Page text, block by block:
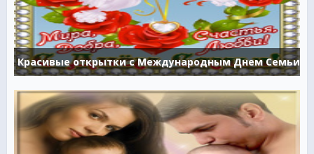
Красивые открытки с Международным Днем Семьи